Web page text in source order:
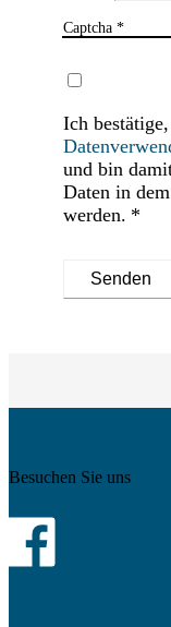
Captcha *
Ich
und bin
Daten in
werden.
Senden
Besuchen Sie uns